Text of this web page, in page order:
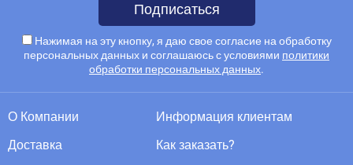
Подписаться
Нажимая на эту кнопку, я даю свое согласие на обработку
персональных данных и соглашаюсь с условиями политики
обработки персональных данных.
О Компании
Доставка
Информация клиентам
Как заказать?